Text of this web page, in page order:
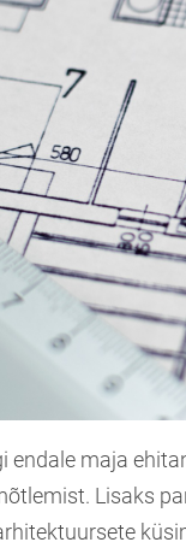
endale maja
Lisaks